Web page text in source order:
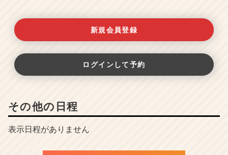
新規会員登録
ログインして予約
その他の日程
表示日程がありません